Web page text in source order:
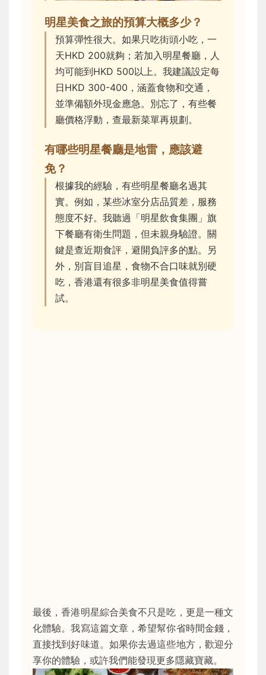
明星美食之旅的預算大概多少？
預算彈性很大。如果只吃街頭小吃，一
天HKD 200就夠；若加入明星餐廳，人
均可能到HKD 500以上。我建議設定每
日HKD 300-400，涵蓋食物和交通，
並準備額外現金應急。別忘了，有些餐
廳價格浮動，查最新菜單再規劃。
有哪些明星餐廳是地雷，應該避
免？
根據我的經驗，有些明星餐廳名過其
實。例如，某些冰室分店品質差，服務
態度不好。我聽過「明星飲食集團」旗
下餐廳有衛生問題，但未親身驗證。關
鍵是查近期食評，避開負評多的點。另
外，別盲目追星，食物不合口味就別硬
吃，香港還有很多非明星美食值得嘗
試。
最後，香港明星綜合美食不只是吃，更是一種文
化體驗。我寫這篇文章，希望幫你省時間金錢，
直接找到好味道。如果你去過這些地方，歡迎分
享你的體驗，或許我們能發現更多隱藏寶藏。